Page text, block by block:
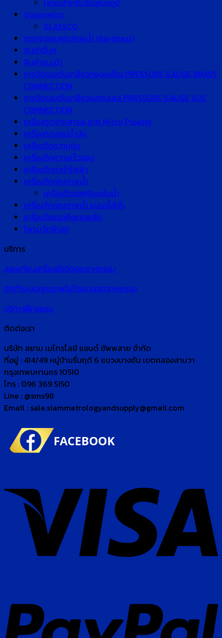
Volumetric
GLASSCO
ชุดทดสอบคุณภาพน้ำ (hardness)
สินค้าอื่นๆ
สินค้าแนะนำ
เกจวัดแรงดันเกลียวทองเหลือง PRESSURE GAUGE BRASS
CONNECTION
เกจวัดแรงดันเกลียวแสตนเลส PRESSURE GAUGE SUS
CONNECTION
เครื่องดูดจ่ายสารละลาย Micro Pipette
เครื่องทดสอบน้ำมัน
เครื่องวัดความขุ่น
เครื่องวัดความเร็วรอบ
เครื่องวัดค่านำไฟฟ้า
เครื่องวัดคุณภาพน้ำ
เครื่องวัดออกซิเจนในน้ำ
เครื่องวัดคุณภาพน้ำ แบบตั้งโต๊ะ
เครื่องวัดแรงดึงแรงผลัก
โพรบวัดพีเอช
บริการ
สอบเทียบเครื่องมือวัดอุตสาหกรรม
จัดทำระบบคุณภาพในโรงงานอุตสาหกรรม
บริการฝึกอบรม
ติดต่อเรา
บริษัท สยาม เมโทรโลยี แอนด์ ซัพพลาย จำกัด
ที่อยู่ : 414/49 หมู่บ้านรื่นฤดี 6 แขวงบางชัน เขตคลองสามวา
กรุงเทพมหานคร 10510
โทร : 096 369 5150
Line : @sms98
Email : sale.siammetrologyandsupply@gmail.com